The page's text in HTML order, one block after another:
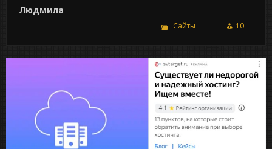
Людмила
Сайты 10